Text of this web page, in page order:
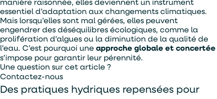
essentiel d’adaptation aux changements climatiques.
Mais lorsqu’elles sont mal gérées, elles peuvent
engendrer des déséquilibres écologiques, comme la
prolifération d’algues ou la diminution de la qualité de
l’eau. C’est pourquoi uneapproche globale et concertée
s’impose pour garantir leur pérennité.
Une question sur cet article ?
Contactez-nous
Des pratiques hydriques repensées pour